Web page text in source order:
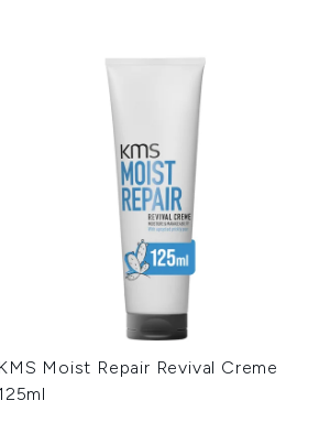
KMS Moist Repair Revival Creme